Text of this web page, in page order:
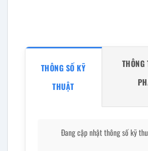
THÔNG SỐ KỸ
THUẬT
THÔNG
Đang cập nhật thông số kỹ